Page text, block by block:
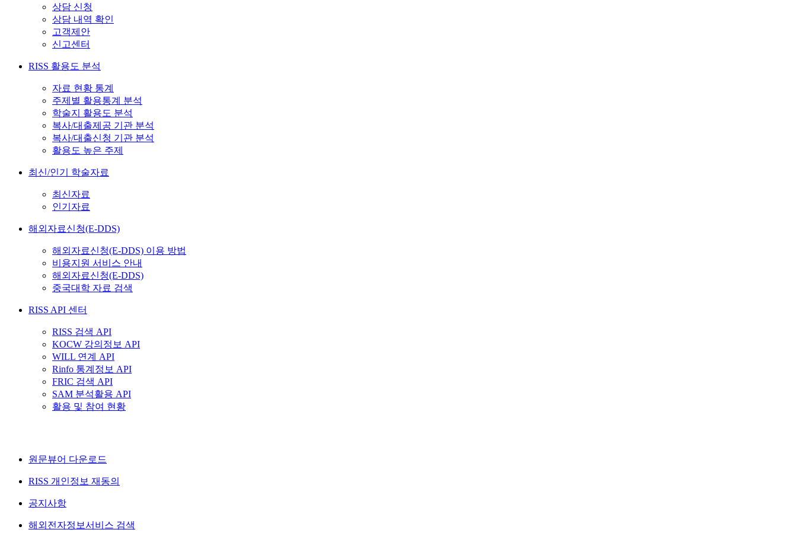
상담 신청
상담 내역 확인
고객제안
신고센터
RISS 활용도 분석
자료 현황 통계
주제별 활용통계 분석
학술지 활용도 분석
복사/대출제공 기관 분석
복사/대출신청 기관 분석
활용도 높은 주제
최신/인기 학술자료
최신자료
인기자료
해외자료신청(E-DDS)
해외자료신청(E-DDS) 이용 방법
비용지원 서비스 안내
해외자료신청(E-DDS)
중국대학 자료 검색
RISS API 센터
RISS 검색 API
KOCW 강의정보 API
WILL 연계 API
Rinfo 통계정보 API
FRIC 검색 API
SAM 분석활용 API
활용 및 참여 현황
원문뷰어 다운로드
RISS 개인정보 재동의
공지사항
해외전자정보서비스 검색